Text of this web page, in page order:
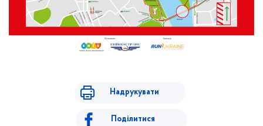
Надрукувати
Поділитися